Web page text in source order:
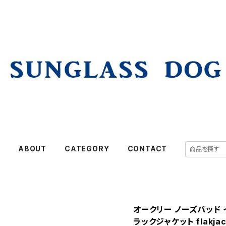
ABOUT CATEGORY CONTACT
オークリー ノーズパッ
ラックジャケット